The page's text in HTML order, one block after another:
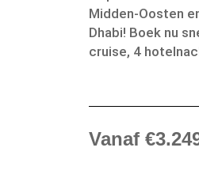
Midden-Oosten
Dhabi! Boek nu
cruise, 4
Vanaf